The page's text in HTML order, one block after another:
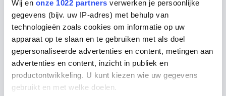
Wij en onze 1022 partners verwerken je persoonlijke
gegevens (bijv. uw IP-adres) met behulp van
technologieën zoals cookies om informatie op uw
apparaat op te slaan en te gebruiken met als doel
gepersonaliseerde advertenties en content, metingen aan
advertenties en content, inzicht in publiek en
productontwikkeling. U kunt kiezen wie uw gegevens
gebruikt en met welke doelen.
Inmeet service
3D-ontwerp
Ik wil gratis keukenadvies
Maak een afspraak wanneer het u uitkomt